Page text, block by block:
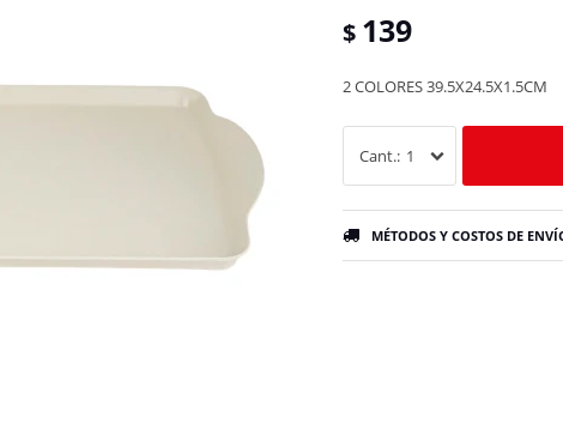
$ 139
2 COLORES 39.5X24.5X1.5CM
1
MÉTODOS Y COSTOS DE